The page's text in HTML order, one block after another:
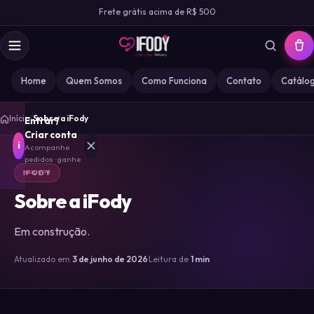
Frete grátis acima de R$ 500
Home Quem Somos Como Funciona Contato
i
Entrar /
Criar conta
Acompanhe
pedidos · ganhe
cupons
MARCA
MISS
Início/Sobre a iFody
IFODY
Sobre a iFody
Em construção.
Atualizado em 3 de junho de 2026·Leitura de 1 min